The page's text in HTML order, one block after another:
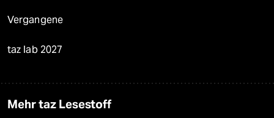
Vergangene
taz lab 2027
Mehr taz Lesestoff